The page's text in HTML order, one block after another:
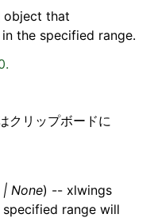
object that
the specified range.
クリップボードに
| None) -- xlwings
range will